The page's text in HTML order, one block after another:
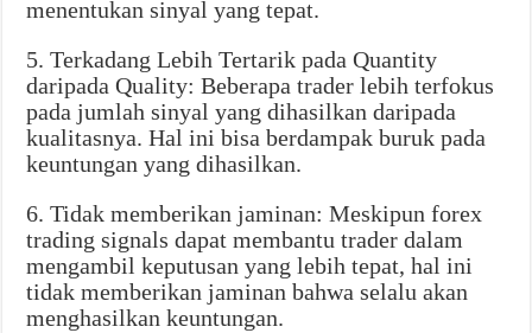
menentukan sinyal yang tepat.
5. Terkadang Lebih Tertarik pada Quantity
daripada Quality: Beberapa trader lebih terfokus
pada jumlah sinyal yang dihasilkan daripada
kualitasnya. Hal ini bisa berdampak buruk pada
keuntungan yang dihasilkan.
6. Tidak memberikan jaminan: Meskipun forex
trading signals dapat membantu trader dalam
mengambil keputusan yang lebih tepat, hal ini
tidak memberikan jaminan bahwa selalu akan
menghasilkan keuntungan.